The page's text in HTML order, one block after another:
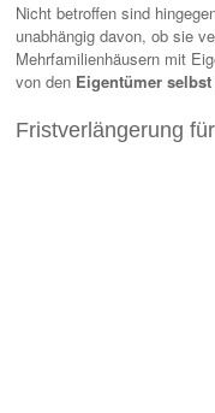
Nicht betroffen sind
unabhängig davon, ob sie
Mehrfamilienhäusern mit
von den Eigentümer
Fristverlängerung